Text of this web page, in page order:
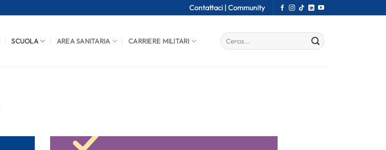
Contattaci | Community
SCUOLA AREA SANITARIA CARRIERE MILITARI